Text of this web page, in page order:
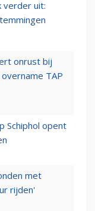
verder uit:
onrust bij
TAP
Schiphol opent
met
rijden'